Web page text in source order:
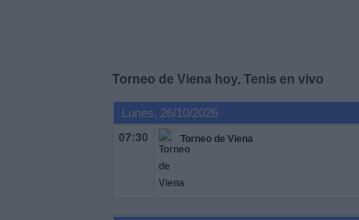
Torneo de Viena hoy, Tenis en vivo
Lunes, 26/10/2026
07:30 Torneo de Viena